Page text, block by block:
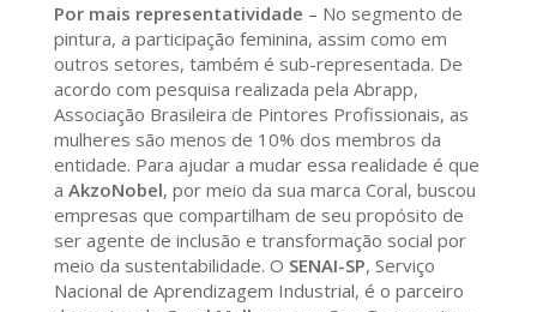
Por mais representatividade – No segmento de
pintura, a participação feminina, assim como em
outros setores, também é sub-representada. De
acordo com pesquisa realizada pela Abrapp,
Associação Brasileira de Pintores Profissionais, as
mulheres são menos de 10% dos membros da
entidade. Para ajudar a mudar essa realidade é que
a AkzoNobel, por meio da sua marca Coral, buscou
empresas que compartilham de seu propósito de
ser agente de inclusão e transformação social por
meio da sustentabilidade. O SENAI-SP, Serviço
Nacional de Aprendizagem Industrial, é o parceiro